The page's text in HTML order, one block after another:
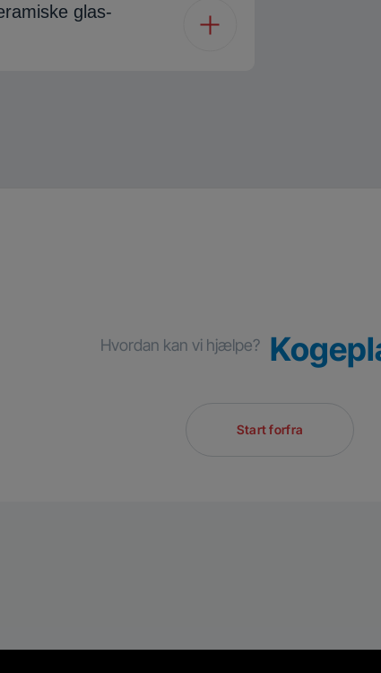
glas-
Hvordan kan vi hjælpe?
Start forfra